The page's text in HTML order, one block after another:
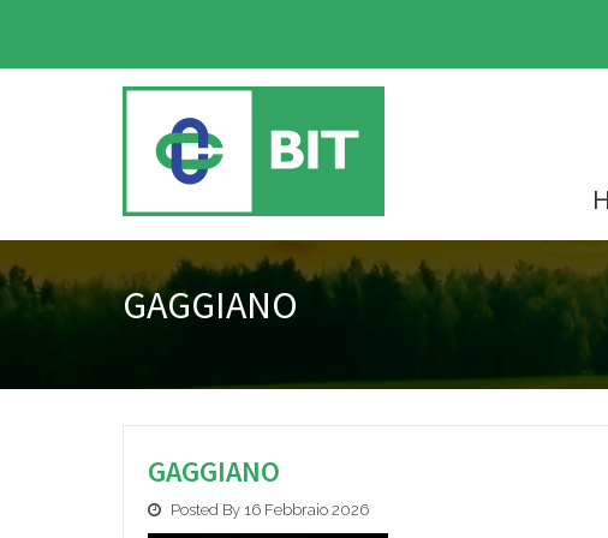
GAGGIANO
GAGGIANO
Posted By 16 Febbraio 2026